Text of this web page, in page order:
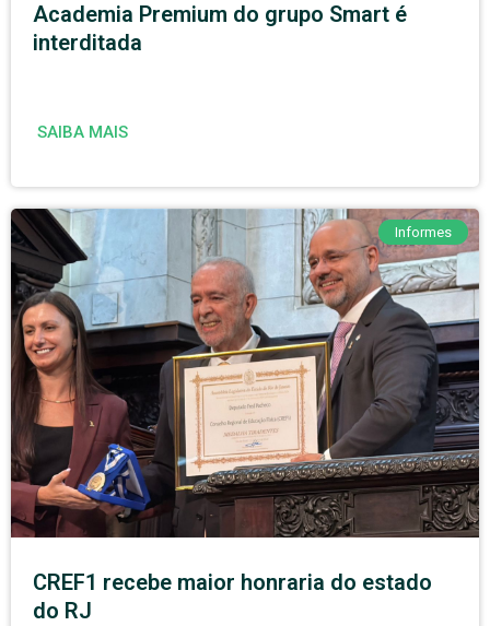
Academia Premium do grupo Smart é
interditada
SAIBA MAIS
Informes
CREF1 recebe maior honraria do estado
do RJ